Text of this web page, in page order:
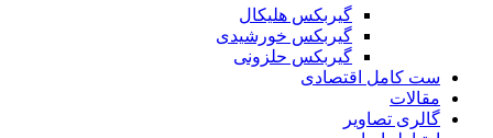
گیربکس هلیکال
گیربکس خورشیدی
گیربکس حلزونی
ست کامل اقتصادی
مقالات
گالری تصاویر